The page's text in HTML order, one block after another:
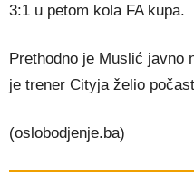
3:1 u petom kola FA kupa.
Prethodno je Muslić javno
je trener Cityja želio
(oslobodjenje.ba)